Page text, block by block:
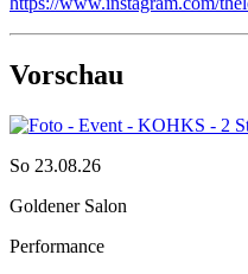
Vorschau
So 23.08.26
Goldener Salon
Performance